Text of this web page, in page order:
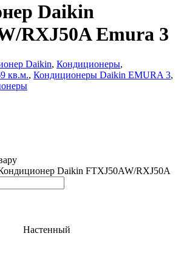
Daikin
RXJ50A Emura 3
Daikin, Кондиционеры,
кв.м., Кондиционеры Daikin EMURA 3,
Daikin FTXJ50AW/RXJ50A
Настенный